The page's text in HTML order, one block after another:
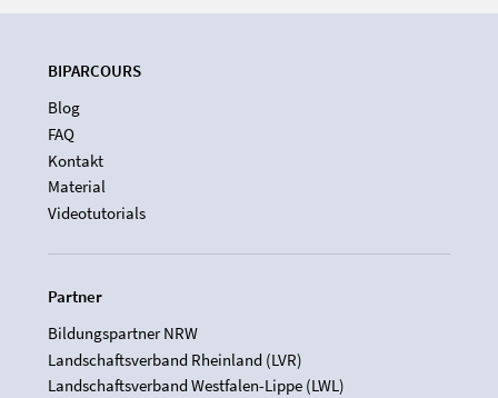
BIPARCOURS
Blog
FAQ
Kontakt
Material
Videotutorials
Partner
Bildungspartner NRW
Landschaftsverband Rheinland (LVR)
Landschaftsverband Westfalen-Lippe (LWL)